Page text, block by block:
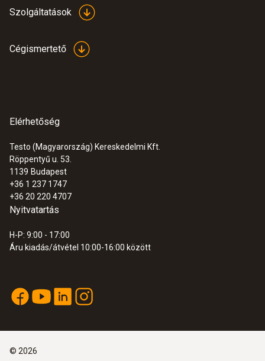
Szolgáltatások
Cégismertető
Elérhetőség
Testo (Magyarország) Kereskedelmi Kft.
Röppentyű u. 53.
1139 Budapest
+36 1 237 1747
+36 20 220 4707
Nyitvatartás
H-P: 9:00 - 17:00
Áru kiadás/átvétel 10:00-16:00 között
© 2026